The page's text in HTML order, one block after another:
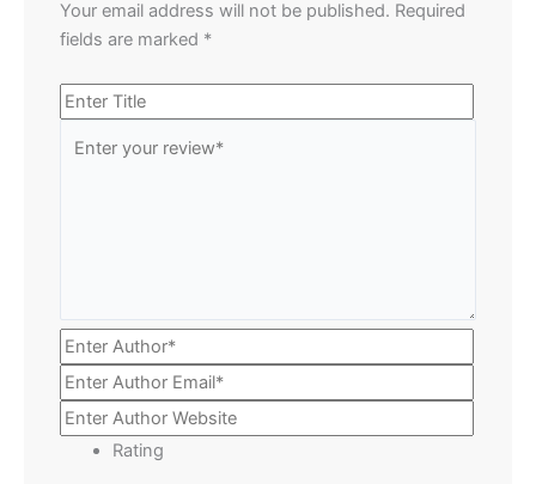
Your email address will not be published. Required
fields are marked *
Rating